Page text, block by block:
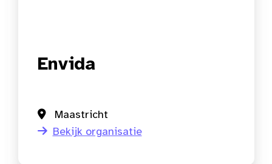
Envida
Maastricht
Bekijk organisatie